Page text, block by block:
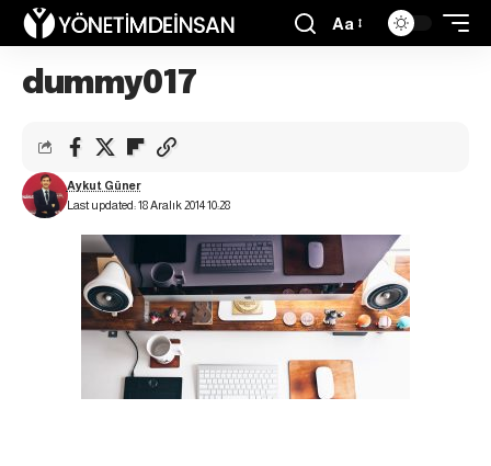
Aa
dummy017
Last updated: 18 Aralık 2014 10:28
Aykut Güner